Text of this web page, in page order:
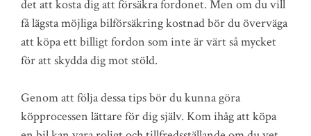
det att kosta dig att försäkra fordonet. Men om du vill
få lägsta möjliga bilförsäkring kostnad bör du överväga
att köpa ett billigt fordon som inte är värt så mycket
för att skydda dig mot stöld.
Genom att följa dessa tips bör du kunna göra
köpprocessen lättare för dig själv. Kom ihåg att köpa